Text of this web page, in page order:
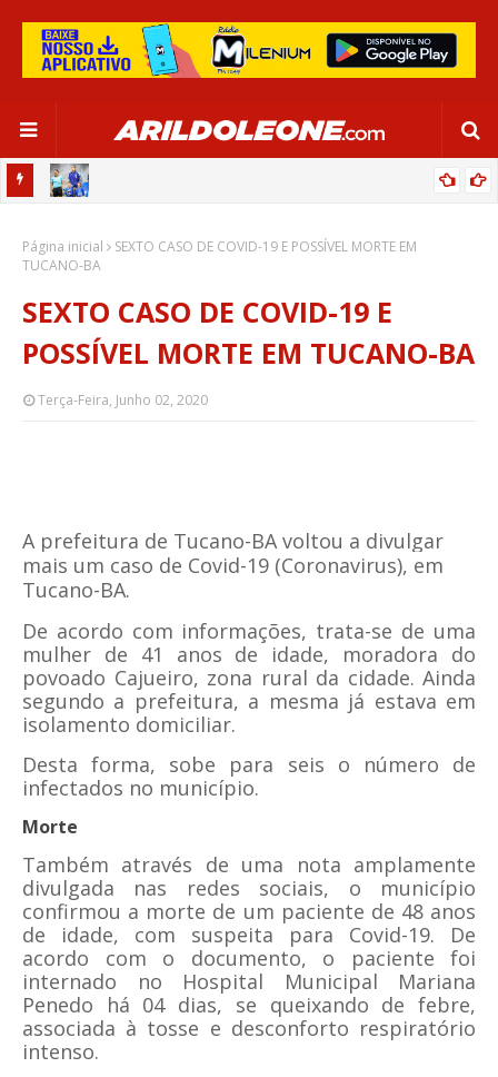
SALVADOR
Página inicial
SEXTO CASO DE COVID-19 E POSSÍVEL MORTE EM
TUCANO-BA
SEXTO CASO DE COVID-19 E
POSSÍVEL MORTE EM TUCANO-BA
Terça-Feira, Junho 02, 2020
A prefeitura de Tucano-BA voltou a divulgar
mais um caso de Covid-19 (Coronavirus), em
Tucano-BA.
De acordo com informações, trata-se de uma
mulher de 41 anos de idade, moradora do
povoado Cajueiro, zona rural da cidade. Ainda
segundo a prefeitura, a mesma já estava em
isolamento domiciliar.
Desta forma, sobe para seis o número de
infectados no município.
Morte
Também através de uma nota amplamente
divulgada nas redes sociais, o município
confirmou a morte de um paciente de 48 anos
de idade, com suspeita para Covid-19. De
acordo com o documento, o paciente foi
internado no Hospital Municipal Mariana
Penedo há 04 dias, se queixando de febre,
associada à tosse e desconforto respiratório
intenso.